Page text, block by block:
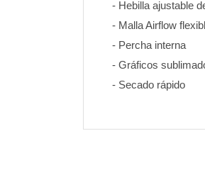
- Hebilla ajustable
- Malla Airflow
- Percha interna
- Gráficos
- Secado rápido